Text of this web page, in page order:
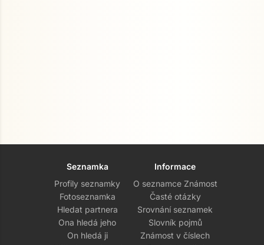
Seznamka
Profily seznamky
Fotoseznamka
Hledat partnera
Ona hledá jeho
On hledá ji
Informace
O seznamce Známost
Časté otázky
Srovnání seznamek
Slovník pojmů
Známost v číslech